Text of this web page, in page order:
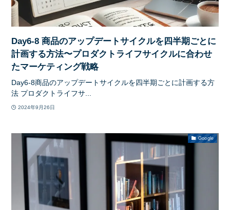
Day6-8 商品のアップデートサイクルを四半期ごとに
計画する方法〜プロダクトライフサイクルに合わせ
たマーケティング戦略
Day6-8商品のアップデートサイクルを四半期ごとに計画する方
法 プロダクトライフサ...
2024年9月26日
Google